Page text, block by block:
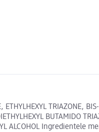
TRIAZONE,
BUTAMIDO
ALCOHOL